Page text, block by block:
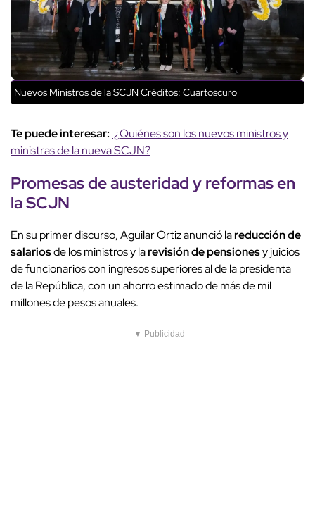
Nuevos Ministros de la SCJN Créditos: Cuartoscuro
Te puede interesar: ¿Quiénes son los nuevos ministros y
ministras de la nueva SCJN?
Promesas de austeridad y reformas en
la SCJN
En su primer discurso, Aguilar Ortiz anunció lareducción de
salariosde los ministros y larevisión de pensionesy juicios
de funcionarios con ingresos superiores al de la presidenta
de la República, con un ahorro estimado de más de mil
millones de pesos anuales.
▼ Publicidad